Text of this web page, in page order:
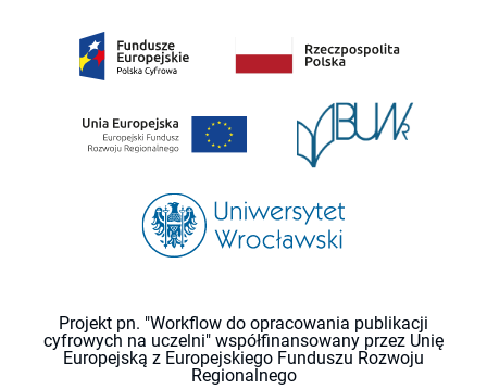
Projekt pn. "Workflow do opracowania publikacji
cyfrowych na uczelni" współfinansowany przez Unię
Europejską z Europejskiego Funduszu Rozwoju
Regionalnego